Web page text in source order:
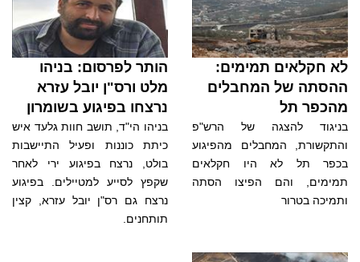
לא חקלאים תמימים:
ההסתה של המחבלים
מהכפר תל
בניגוד להצגה של הרש"פ
והתקשורת, המחבלים מהפיגוע
בכפר תל לא היו חקלאים
תמימים, והם הפיצו הסתה
ותמיכה בטרור
הותר לפרסום: בניהו
מלט ורס"ן יובל עזרא
נרצחו בפיגוע בשומרון
בניהו הי"ד, תושב חוות גלעד איש
כיתת כוננות ופעיל התיישבות
בולט, נרצח בפיגוע ירי לאחר
שקפץ לסייע למטיילים. בפיגוע
נרצח גם רס"ן יובל עזרא, קצין
תותחנים.